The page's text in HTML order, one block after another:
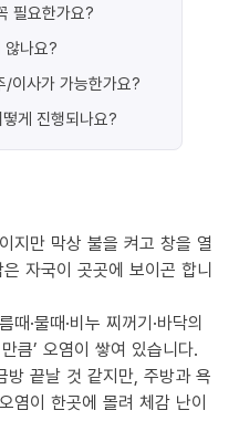
필요한가요?
나요?
이사가 가능한가요?
게 진행되나요?
지만 막상 불을 켜고 창을 열
자국이 곳곳에 보이곤 합니
·물때·비누 찌꺼기·바닥의
큼’ 오염이 쌓여 있습니다.
방 끝날 것 같지만, 주방과 욕
염이 한곳에 몰려 체감 난이